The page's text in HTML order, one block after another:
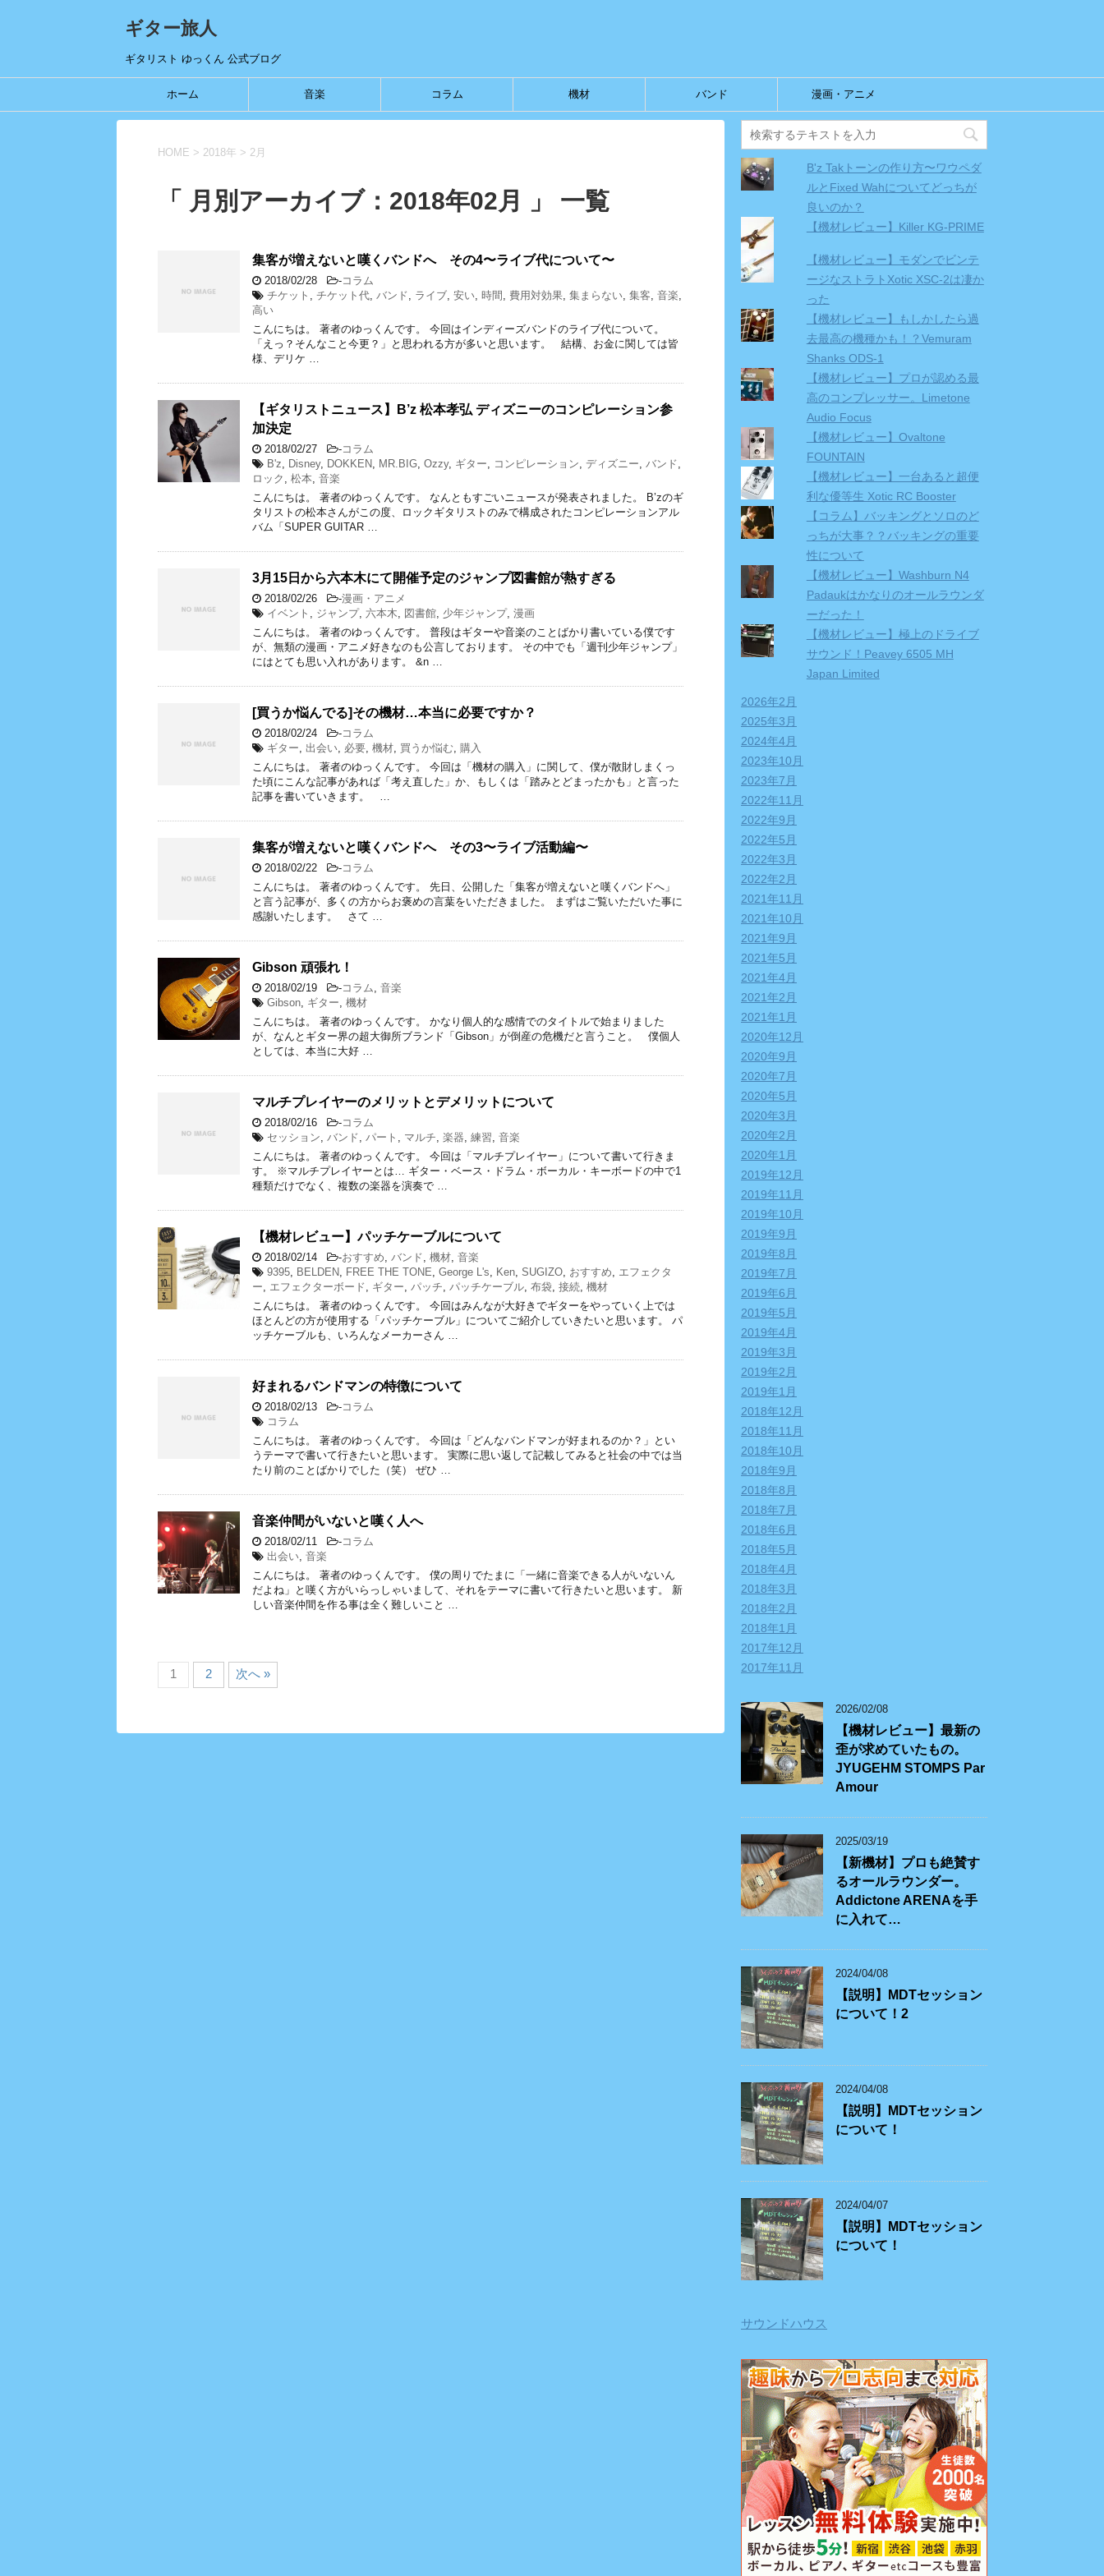
ギター旅人
ギタリスト ゆっくん 公式ブログ
ホーム 音楽 コラム 機材 バンド 漫画・アニメ
HOME > 2018年 > 2月
「 月別アーカイブ：2018年02月 」 一覧
集客が増えないと嘆くバンドへ その4〜ライブ代について〜
2018/02/28 -コラム
チケット , チケット代, バンド, ライブ, 安い, 時間 , 費用対効果, 集まらない, 集客, 音楽,
高い
こんにちは。 著者のゆっくんです。 今回はインディーズバンドのライブ代について。
「えっ？そんなこと今更？」と思われる方が多いと思います。 結構、お金に関しては皆
様、デリケ …
【ギタリストニュース】B’z 松本孝弘 ディズニーのコンピレーション参
加決定
2018/02/27 -コラム
B'z, Disney, DOKKEN, MR.BIG, Ozzy, ギター, コンピレーション, ディズニー, バンド,
ロック , 松本, 音楽
こんにちは。 著者のゆっくんです。 なんともすごいニュースが発表されました。 B’zのギ
タリストの松本さんがこの度、ロックギタリストのみで構成されたコンピレーションアル
バム「SUPER GUITAR …
3月15日から六本木にて開催予定のジャンプ図書館が熱すぎる
2018/02/26 -漫画・アニメ
イベント , ジャンプ, 六本木, 図書館, 少年ジャンプ, 漫画
こんにちは。 著者のゆっくんです。 普段はギターや音楽のことばかり書いている僕です
が、無類の漫画・アニメ好きなのも公言しております。 その中でも「週刊少年ジャンプ」
にはとても思い入れがあります。 &n …
[買うか悩んでる]その機材…本当に必要ですか？
2018/02/24 -コラム
ギター, 出会い, 必要, 機材, 買うか悩む, 購入
こんにちは。 著者のゆっくんです。 今回は「機材の購入」に関して、僕が散財しまくっ
た頃にこんな記事があれば「考え直した」か、もしくは「踏みとどまったかも」と言った
記事を書いていきます。 …
集客が増えないと嘆くバンドへ その3〜ライブ活動編〜
2018/02/22 -コラム
こんにちは。 著者のゆっくんです。 先日、公開した「集客が増えないと嘆くバンドへ」
と言う記事が、多くの方からお褒めの言葉をいただきました。 まずはご覧いただいた事に
感謝いたします。 さて …
Gibson 頑張れ！
2018/02/19 -コラム, 音楽
Gibson, ギター, 機材
こんにちは。 著者のゆっくんです。 かなり個人的な感情でのタイトルで始まりました
が、なんとギター界の超大御所ブランド「Gibson」が倒産の危機だと言うこと。 僕個人
としては、本当に大好 …
マルチプレイヤーのメリットとデメリットについて
2018/02/16 -コラム
セッション, バンド, パート , マルチ, 楽器, 練習, 音楽
こんにちは。 著者のゆっくんです。 今回は「マルチプレイヤー」について書いて行きま
す。 ※マルチプレイヤーとは… ギター・ベース・ドラム・ボーカル・キーボードの中で1
種類だけでなく、複数の楽器を演奏で …
【機材レビュー】パッチケーブルについて
2018/02/14 -おすすめ, バンド, 機材, 音楽
9395, BELDEN, FREE THE TONE, George L's, Ken, SUGIZO, おすすめ, エフェクタ
ー, エフェクターボード, ギター, パッチ, パッチケーブル, 布袋, 接続, 機材
こんにちは。 著者のゆっくんです。 今回はみんなが大好きでギターをやっていく上では
ほとんどの方が使用する「パッチケーブル」についてご紹介していきたいと思います。 パ
ッチケーブルも、いろんなメーカーさん …
好まれるバンドマンの特徴について
2018/02/13 -コラム
コラム
こんにちは。 著者のゆっくんです。 今回は「どんなバンドマンが好まれるのか？」とい
うテーマで書いて行きたいと思います。 実際に思い返して記載してみると社会の中では当
たり前のことばかりでした（笑） ぜひ …
音楽仲間がいないと嘆く人へ
2018/02/11 -コラム
出会い, 音楽
こんにちは。 著者のゆっくんです。 僕の周りでたまに「一緒に音楽できる人がいないん
だよね」と嘆く方がいらっしゃいまして、それをテーマに書いて行きたいと思います。 新
しい音楽仲間を作る事は全く難しいこと …
1 2 次へ »
B'z Takトーンの作り方〜ワウペダ
ルとFixed Wahについてどっちが
良いのか？
【機材レビュー】Killer KG-PRIME
【機材レビュー】モダンでビンテ
ージなストラトXotic XSC-2は凄か
った
【機材レビュー】もしかしたら過
去最高の機種かも！？Vemuram
Shanks ODS-1
【機材レビュー】プロが認める最
高のコンプレッサー。Limetone
Audio Focus
【機材レビュー】Ovaltone
FOUNTAIN
【機材レビュー】一台あると超便
利な優等生 Xotic RC Booster
【コラム】バッキングとソロのど
っちが大事？？バッキングの重要
性について
【機材レビュー】Washburn N4
Padaukはかなりのオールラウンダ
ーだった！
【機材レビュー】極上のドライブ
サウンド！Peavey 6505 MH
Japan Limited
2026年2月
2025年3月
2024年4月
2023年10月
2023年7月
2022年11月
2022年9月
2022年5月
2022年3月
2022年2月
2021年11月
2021年10月
2021年9月
2021年5月
2021年4月
2021年2月
2021年1月
2020年12月
2020年9月
2020年7月
2020年5月
2020年3月
2020年2月
2020年1月
2019年12月
2019年11月
2019年10月
2019年9月
2019年8月
2019年7月
2019年6月
2019年5月
2019年4月
2019年3月
2019年2月
2019年1月
2018年12月
2018年11月
2018年10月
2018年9月
2018年8月
2018年7月
2018年6月
2018年5月
2018年4月
2018年3月
2018年2月
2018年1月
2017年12月
2017年11月
2026/02/08
【機材レビュー】最新の
歪が求めていたもの。
JYUGEHM STOMPS Par
Amour
2025/03/19
【新機材】プロも絶賛す
るオールラウンダー。
Addictone ARENAを手
に入れて…
2024/04/08
【説明】MDTセッション
について！2
2024/04/08
【説明】MDTセッション
について！
2024/04/07
【説明】MDTセッション
について！
サウンドハウス